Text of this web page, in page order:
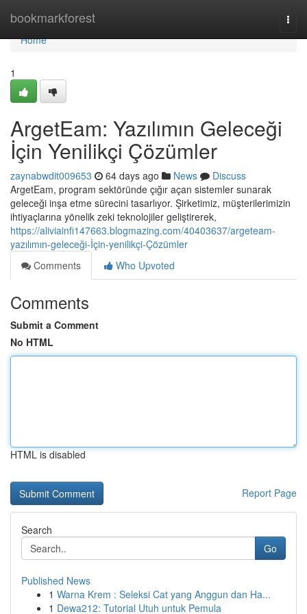
bookmarkforest
Home
Home
1
ArgetEam: Yazılımın Geleceği
İçin Yenilikçi Çözümler
zaynabwdit009653 64 days ago News
Discuss
ArgetEam, program sektöründe çığır açan sistemler sunarak
geleceği inşa etme sürecini tasarlıyor. Şirketimiz, müşterilerimizin
ihtiyaçlarına yönelik zeki teknolojiler geliştirerek,
https://aliviainfi147663.blogmazing.com/40403637/argeteam-
yazılımın-geleceği-İçin-yenilikçi-Çözümler
Comments
Who Upvoted
Comments
Submit a Comment
No HTML
HTML is disabled
Report Page
Search
Go
Published News
1 Warna Krem : Seleksi Cat yang Anggun dan Ha...
1 Dewa212: Tutorial Utuh untuk Pemula